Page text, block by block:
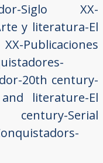
Siglo XX-
y literatura-El
20th century-
literature-El
Serial